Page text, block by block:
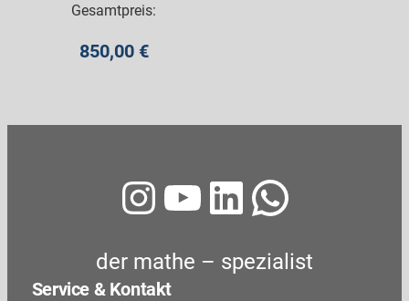
Gesamtpreis:
850,00 €
Instagram
YouTube
LinkedIn
der mathe – spezialist
Service & Kontakt